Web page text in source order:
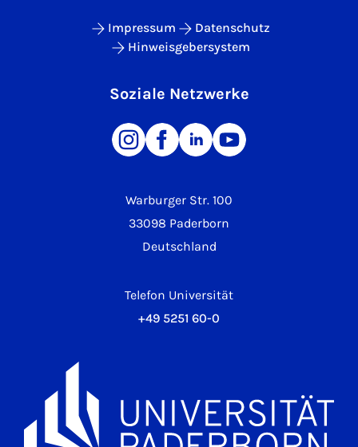
Warburger Str. 100
33098 Paderborn
Deutschland
Telefon Universität
+49 5251 60-0
Impressum
Datenschutz
Hinweisgebersystem
Soziale Netzwerke